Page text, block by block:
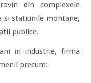
din complexele
si statiunile montane,
publice.
in industrie, firma
precum: